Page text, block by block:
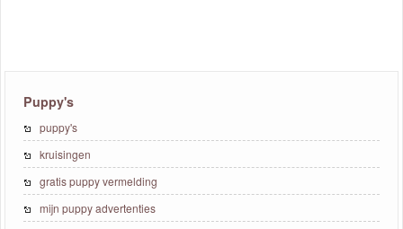
Puppy's
puppy's
kruisingen
gratis puppy vermelding
mijn puppy advertenties